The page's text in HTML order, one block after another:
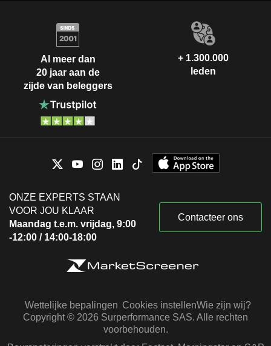
Al meer dan
20 jaar aan de
zijde van beleggers
+ 1.300.000
leden
ONZE EXPERTS STAAN
VOOR JOU KLAAR
Maandag t.e.m. vrijdag, 9:00
-12:00 / 14:00-18:00
Contacteer ons
Wettelijke bepalingen Cookies instellenWie zijn wij?
Copyright © 2026 Surperformance SAS. Alle rechten
voorbehouden.